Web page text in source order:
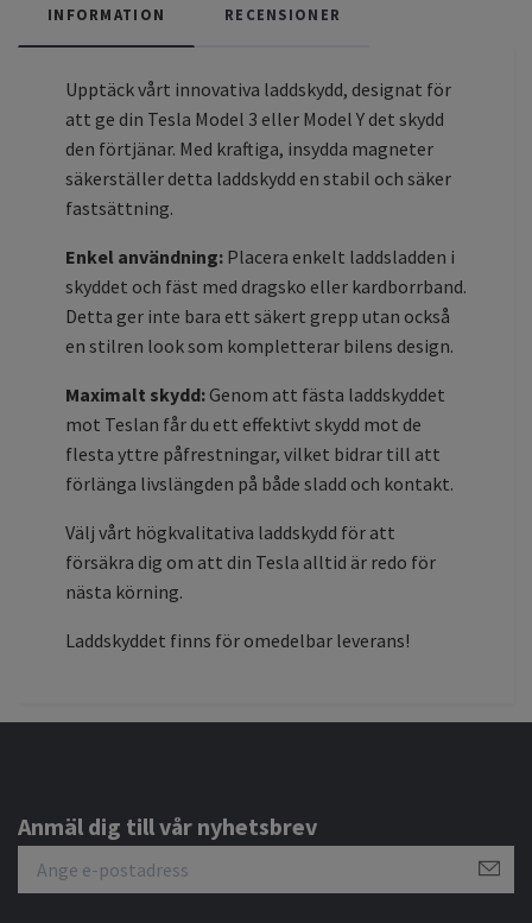
INFORMATION RECENSIONER
Upptäck vårt innovativa laddskydd, designat för
att ge din Tesla Model 3 eller Model Y det skydd
den förtjänar. Med kraftiga, insydda magneter
säkerställer detta laddskydd en stabil och säker
fastsättning.
Enkel användning: Placera enkelt laddsladden i
skyddet och fäst med dragsko eller kardborrband.
Detta ger inte bara ett säkert grepp utan också
en stilren look som kompletterar bilens design.
Maximalt skydd:Genom att fästa laddskyddet
mot Teslan får du ett effektivt skydd mot de
flesta yttre påfrestningar, vilket bidrar till att
förlänga livslängden på både sladd och kontakt.
Välj vårt högkvalitativa laddskydd för att
försäkra dig om att din Tesla alltid är redo för
nästa körning.
Laddskyddet finns för omedelbar leverans!
Anmäl dig till vår nyhetsbrev